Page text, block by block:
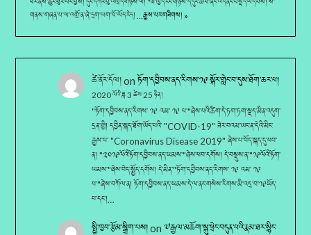
ཕར་ནས་ཚུར་ཕུར་ཡོང་བྱས། དུང་དཀར་བུ་འཁྲིད་གཉིས་ལ། “ཝེ་ཁྱེད་རང་གཉིས་ད་དུང་ཚལ་ཞིང་འདི་ནང་བསྡད་ཡོད་པས། ས་
གནས་གཞན་པ་ལ་འགྲོ་ན་ཞེ་དྲག་ཡག་པོ་ཡོད་རེད། …རྒྱས་པར་གཟིགས། »
ཚེ་ནོར་དོལ།onཏོག་དབྱིབས་ནད་རིགས་༡༩ སྐོར་གླེང་བ་དུས་ཐོག་ཆར་པ།
2020 ལོའི་ཟླ 3 ཚེས 25 ཉིན།
"ཏོག་དབྱིབས་ནད་རིགས་ ༡༩ འམ་ ༡༩ པ་"ཞེས་པའི་ཚིག་དེ་ཏག་ཏག་སྡད་མིན་འདུག་
དྲན་གྱི། དབྱིན་སྐད་ཐོག་ཡོད་པའི་ "COVID-19" ཟེར་བའམ་ཡང་ན་དེའི་མིང་
རྒྱས་པ་ "Coronavirus Disease 2019" ཞེས་པ་བོད་སྐད་དུ་ཕབ་
ན། "༢༠༡༩ལོའི་ཏོག་དབྱིབས་ནད་ཡམས་"ཞེས་ཕབ་དགོས། དེ་བསྡུས་ན་"༡༩ལོའི་ཏོག་
ཡམས་"ཞེས་བེད་སྤྱོད་དགོས། དེ་མིན་"ཏོག་དབྱིབས་ནད་རིགས་ ༡༩ འམ་ ༡༩
པ་"ཞེས་བཀོལ་ན། ཏོག་དབྱིབས་ནད་ཡམས་དེ་ལ་ནང་གསེས་རིགས་མི་འདྲ་བ་༡༩ཡོད་
པ་དང་།…
སྤྱི་ཁྱབ་རྩོམ་སྒྲིག་པས།on༧རྒྱལ་མཆོག་སྐུ་ཕྲེང་བདུན་པའི་རྣམ་ཐར་སྙིང་